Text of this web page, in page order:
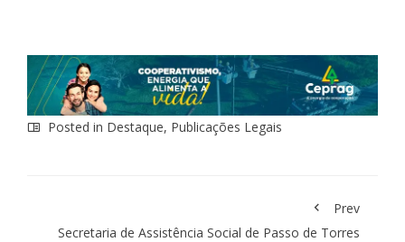
Posted in Destaque, Publicações Legais
Prev
Secretaria de Assistência Social de Passo de Torres